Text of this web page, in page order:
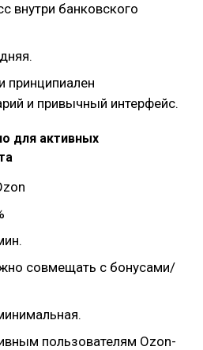
внутри банковского
принципиален
и привычный интерфейс.
для активных
совмещать с бонусами/
пользователям Ozon-